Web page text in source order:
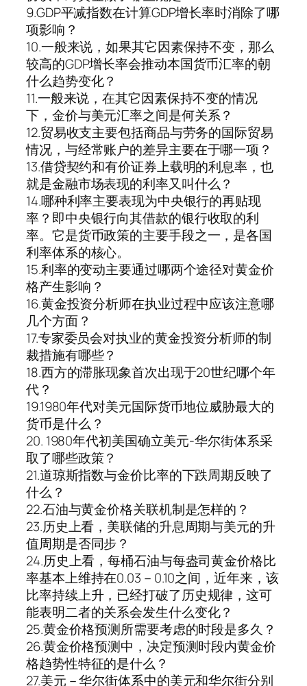
9.GDP平减指数在计算GDP增长率时消除了哪
项影响？
10.一般来说，如果其它因素保持不变，那么
较高的GDP增长率会推动本国货币汇率的朝
什么趋势变化？
11.一般来说，在其它因素保持不变的情况
下，金价与美元汇率之间是何关系？
12.贸易收支主要包括商品与劳务的国际贸易
情况，与经常账户的差异主要在于哪一项？
13.借贷契约和有价证券上载明的利息率，也
就是金融市场表现的利率又叫什么？
14.哪种利率主要表现为中央银行的再贴现
率？即中央银行向其借款的银行收取的利
率。它是货币政策的主要手段之一，是各国
利率体系的核心。
15.利率的变动主要通过哪两个途径对黄金价
格产生影响？
16.黄金投资分析师在执业过程中应该注意哪
几个方面？
17.专家委员会对执业的黄金投资分析师的制
裁措施有哪些？
18.西方的滞胀现象首次出现于20世纪哪个年
代？
19.1980年代对美元国际货币地位威胁最大的
货币是什么？
20. 1980年代初美国确立美元-华尔街体系采
取了哪些政策？
21.道琼斯指数与金价比率的下跌周期反映了
什么？
22.石油与黄金价格关联机制是怎样的？
23.历史上看，美联储的升息周期与美元的升
值周期是否同步？
24.历史上看，每桶石油与每盎司黄金价格比
率基本上维持在0.03－0.10之间，近年来，该
比率持续上升，已经打破了历史规律，这可
能表明二者的关系会发生什么变化？
25.黄金价格预测所需要考虑的时段是多久？
26.黄金价格预测中，决定预测时段内黄金价
格趋势性特征的是什么？
27.美元－华尔街体系中的美元和华尔街分别